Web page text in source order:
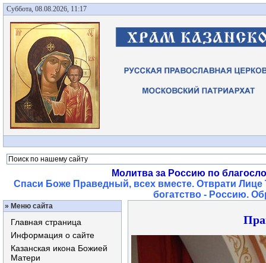
Суббота, 08.08.2026, 11:17
Молитва за Россию по
Спаси Боже Праведный, всех вместе. Отврати
богатство - Россию.
» Меню сайта
Главная страница
Информация о сайте
Казанская икона Божией
Матери